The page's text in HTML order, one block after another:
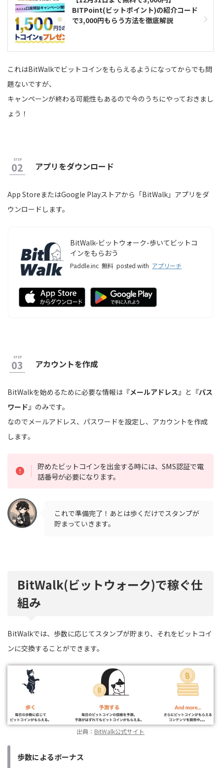
BITPoint(ビットポイント)の紹介コード
で3,000円もらう方法を徹底解説
これはBitWalkでビットコインをもらえるようになってからでも問
題ないですが、
キャンペーンが終わる可能性もあるので今のうちにやっておきまし
ょう！
アプリをダウンロード
App StoreまたはGoogle Playストアから「BitWalk」アプリをダ
ウンロードします。
BitWalk-ビットウォーク-歩いてビットコ
インをもらおう
Paddle.inc 無料 posted with アプリーチ
アカウントを作成
BitWalkを始めるために必要な情報は『メールアドレス』と『パス
ワード』のみです。
なのでメールアドレス、パスワードを設定し、アカウントを作成
します。
貯めたビットコインを出金する時には、SMS認証で電
話番号が必要になります。
これで準備完了！あとは歩くだけでスタンプが
貯まっていきます。
BitWalk(ビットウォーク)で稼ぐ仕
組み
BitWalkでは、歩数に応じてスタンプが貯まり、それをビットコイ
ンに交換することができます。
出典： BitWalk公式サイト
歩数によるボーナス